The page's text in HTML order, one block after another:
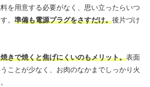
を用意する必要がなく、思い立ったらいつ
。 準備も電源プラグをさすだけ。後片づけ
きで焼くと焦げにくいのもメリット。表面
ことが少なく、お肉のなかまでしっかり火